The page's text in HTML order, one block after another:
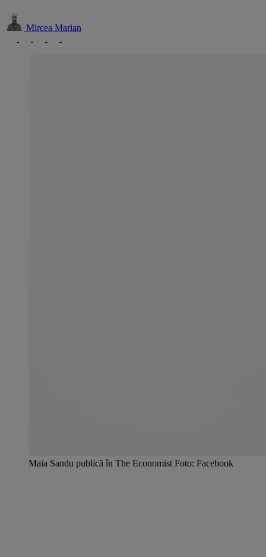
Mircea Marian
Maia Sandu publică în The Economist Foto: Facebook